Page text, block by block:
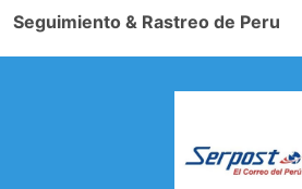
Seguimiento & Rastreo de Peru